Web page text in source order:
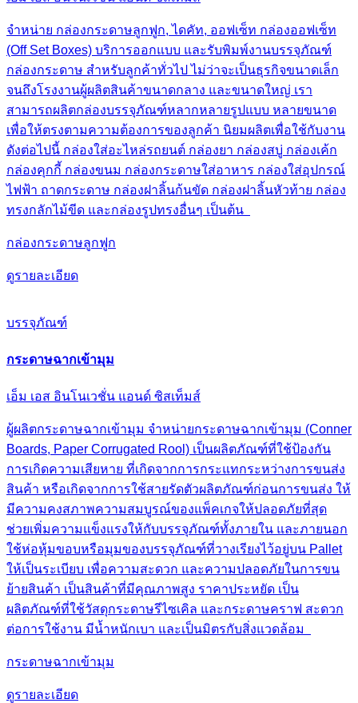
จำหน่าย กล่องกระดาษลูกฟูก, ไดคัท, ออฟเซ็ท กล่องออฟเซ็ท
(Off Set Boxes) บริการออกแบบ และรับพิมพ์งานบรรจุภัณฑ์
กล่องกระดาษ สำหรับลูกค้าทั่วไป ไม่ว่าจะเป็นธุรกิจขนาดเล็ก
จนถึงโรงงานผู้ผลิตสินค้าขนาดกลาง และขนาดใหญ่ เรา
สามารถผลิตกล่องบรรจุภัณฑ์หลากหลายรูปแบบ หลายขนาด
เพื่อให้ตรงตามความต้องการของลูกค้า นิยมผลิตเพื่อใช้กับงาน
ดังต่อไปนี้ กล่องใส่อะไหล่รถยนต์ กล่องยา กล่องสบู่ กล่องเค้ก
กล่องคุกกี้ กล่องขนม กล่องกระดาษใส่อาหาร กล่องใส่อุปกรณ์
ไฟฟ้า ถาดกระดาษ กล่องฝาลิ้นก้นขัด กล่องฝาลิ้นหัวท้าย กล่อง
ทรงกลักไม้ขีด และกล่องรูปทรงอื่นๆ เป็นต้น
กล่องกระดาษลูกฟูก
ดูรายละเอียด
บรรจุภัณฑ์
กระดาษฉากเข้ามุม
เอ็ม เอส อินโนเวชั่น แอนด์ ซิสเท็มส์
ผู้ผลิตกระดาษฉากเข้ามุม จำหน่ายกระดาษฉากเข้ามุม (Conner
Boards, Paper Corrugated Rool) เป็นผลิตภัณฑ์ที่ใช้ป้องกัน
การเกิดความเสียหาย ที่เกิดจากการกระแทกระหว่างการขนส่ง
สินค้า หรือเกิดจากการใช้สายรัดตัวผลิตภัณฑ์ก่อนการขนส่ง ให้
มีความคงสภาพความสมบูรณ์ของแพ็คเกจให้ปลอดภัยที่สุด
ช่วยเพิ่มความแข็งแรงให้กับบรรจุภัณฑ์ทั้งภายใน และภายนอก
ใช้ห่อหุ้มขอบหรือมุมของบรรจุภัณฑ์ที่วางเรียงไว้อยู่บน Pallet
ให้เป็นระเบียบ เพื่อความสะดวก และความปลอดภัยในการขน
ย้ายสินค้า เป็นสินค้าที่มีคุณภาพสูง ราคาประหยัด เป็น
ผลิตภัณฑ์ที่ใช้วัสดุกระดาษรีไซเคิล และกระดาษคราฟ สะดวก
ต่อการใช้งาน มีน้ำหนักเบา และเป็นมิตรกับสิ่งแวดล้อม
กระดาษฉากเข้ามุม
ดูรายละเอียด